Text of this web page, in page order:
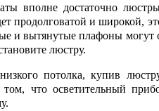
вполне достаточно
продолговатой и широкой,
и вытянутые плафоны могут
люстру.
потолка, купив
что осветительный